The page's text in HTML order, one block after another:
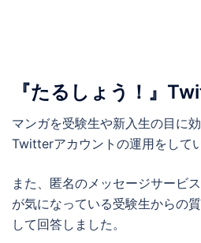
『たるしょう！』
マンガを受験生や新入生の目に効
Twitterアカウントの運用をして
また、匿名のメッセージサービ
が気になっている受験生からの
して回答しました。